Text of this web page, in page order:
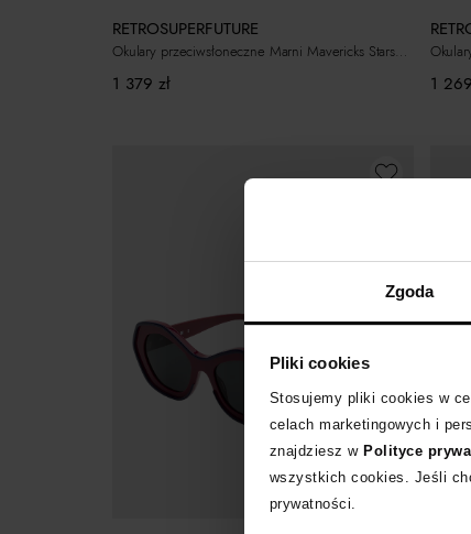
Zgoda
Pliki cookies
Stosujemy pliki cookies w
celach marketingowych i
znajdziesz w Polityce
wszystkich cookies. Jeśli
prywatności.
RETROSUPERFUTURE
Okulary przeciwsłoneczne Marni Mavericks Starshell
1 379 zł 1 269